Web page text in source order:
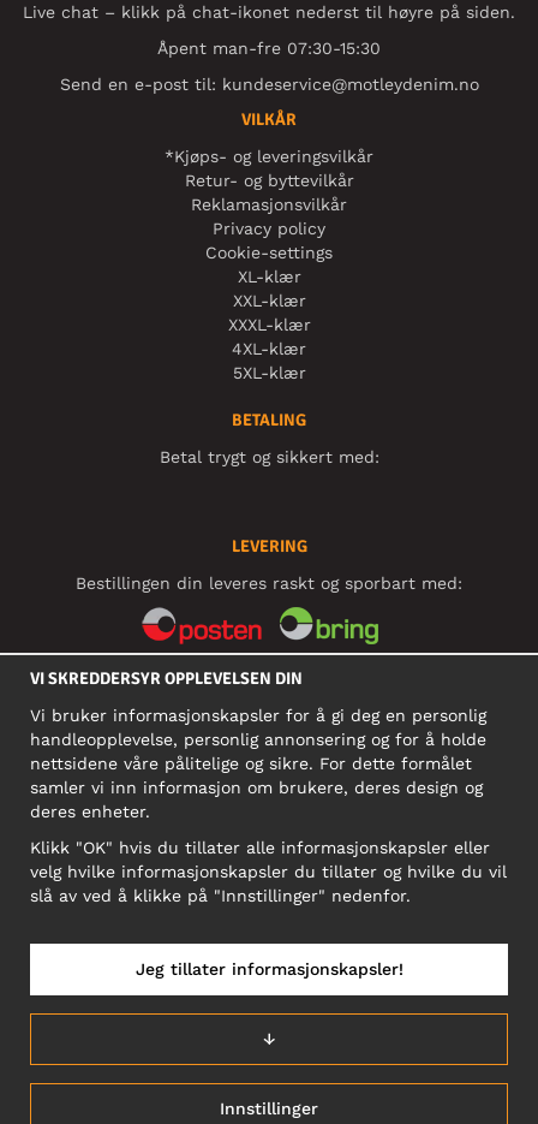
Live chat – klikk på chat-ikonet nederst til høyre på siden.
Åpent man-fre 07:30-15:30
Send en e-post til: kundeservice@motleydenim.no
VILKÅR
*Kjøps- og leveringsvilkår
Retur- og byttevilkår
Reklamasjonsvilkår
Privacy policy
Cookie-settings
XL-klær
XXL-klær
XXXL-klær
4XL-klær
5XL-klær
BETALING
Betal trygt og sikkert med:
LEVERING
Bestillingen din leveres raskt og sporbart med:
SOSIALE MEDIER
BEDRIFT
911 891 581 MVA
NB! Ikke bruk denne adressen til å sende produkter i retur!
NORGE/NORSK
VI SKREDDERSYR OPPLEVELSEN DIN
Vi bruker informasjonskapsler for å gi deg en personlig
handleopplevelse, personlig annonsering og for å holde
nettsidene våre pålitelige og sikre. For dette formålet
samler vi inn informasjon om brukere, deres design og
deres enheter.
Klikk "OK" hvis du tillater alle informasjonskapsler eller
velg hvilke informasjonskapsler du tillater og hvilke du vil
slå av ved å klikke på "Innstillinger" nedenfor.
Innstillinger
↓
Jeg tillater informasjonskapsler!